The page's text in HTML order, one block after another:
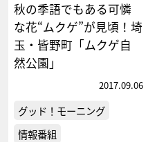
秋の季語でもある可憐
な花“ムクゲ”が見頃！埼
玉・皆野町「ムクゲ自
然公園」
2017.09.06
グッド！モーニング
情報番組